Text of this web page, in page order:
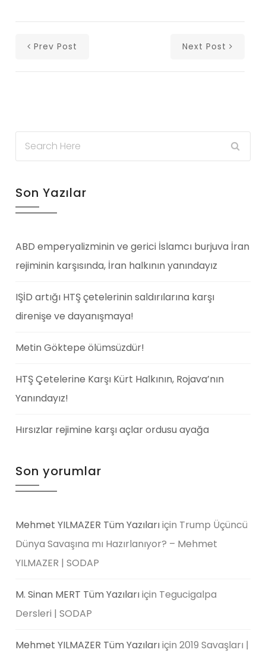
Prev Post Next Post
Son Yazılar
ABD emperyalizminin ve gerici İslamcı burjuva İran
rejiminin karşısında, İran halkının yanındayız
IŞİD artığı HTŞ çetelerinin saldırılarına karşı
direnişe ve dayanışmaya!
Metin Göktepe ölümsüzdür!
HTŞ Çetelerine Karşı Kürt Halkının, Rojava’nın
Yanındayız!
Hırsızlar rejimine karşı açlar ordusu ayağa
Son yorumlar
Mehmet YILMAZER Tüm Yazılarıiçin Trump Üçüncü
Dünya Savaşına mı Hazırlanıyor? – Mehmet
YILMAZER | SODAP
M. Sinan MERT Tüm Yazılarıiçin Tegucigalpa
Dersleri | SODAP
Mehmet YILMAZER Tüm Yazılarıiçin2019 Savaşları |